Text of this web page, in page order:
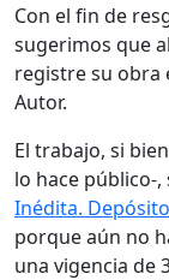
Con el fin de
sugerimos que
registre su obra
Autor.
El trabajo, si
lo hace público-
Inédita.
porque aún no
una vigencia de